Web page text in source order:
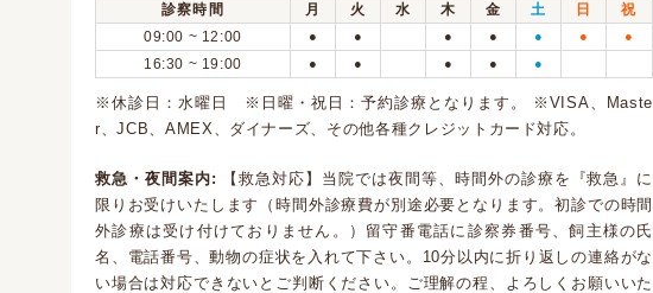
診察時間 月 火 水 木 金 土 日
祝
09:00 ~ 12:00
● ● ● ● ● ● ●
16:30 ~ 19:00 ● ● ● ● ●
※休診日：水曜日 ※日曜・祝日：予約診療となります。 ※VISA、Maste
r、JCB、AMEX、ダイナーズ、その他各種クレジットカード対応。
救急・夜間案内:
【救急対応】当院では夜間等、時間外の診療を『救急』に
限りお受けいたします（時間外診療費が別途必要となります。初診での時間
外診療は受け付けておりません。）留守番電話に診察券番号、飼主様の氏
名、電話番号、動物の症状を入れて下さい。10分以内に折り返しの連絡がな
い場合は対応できないとご判断ください。ご理解の程、よろしくお願いいた